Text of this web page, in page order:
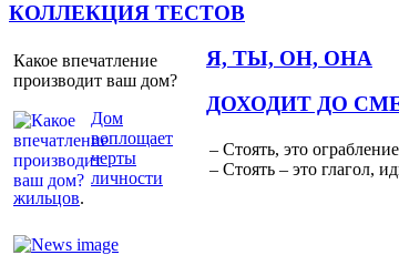
КОЛЛЕКЦИЯ ТЕСТОВ
Какое впечатление
производит ваш дом?
Дом
воплощает
черты
личности
жильцов.
Я, ТЫ, ОН, ОНА
ДОХОДИТ ДО
– Стоять, это
– Стоять – это глагол,